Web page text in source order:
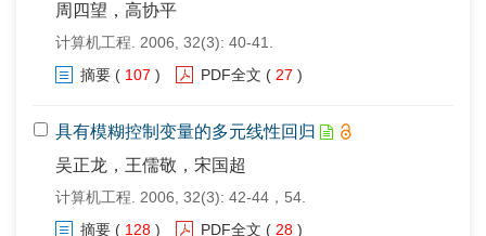
周四望，高协平
计算机工程. 2006, 32(3): 40-41.
摘要 ( 107 ) PDF全文 ( 27 )
具有模糊控制变量的多元线性回归
吴正龙，王儒敬，宋国超
计算机工程. 2006, 32(3): 42-44，54.
摘要 ( 128 ) PDF全文 ( 28 )